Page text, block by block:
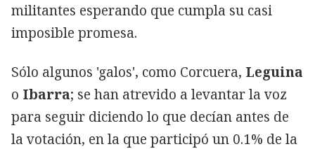
militantes esperando que cumpla su casi
imposible promesa.
Sólo algunos 'galos', como Corcuera, Leguina
o Ibarra; se han atrevido a levantar la voz
para seguir diciendo lo que decían antes de
la votación, en la que participó un 0.1% de la